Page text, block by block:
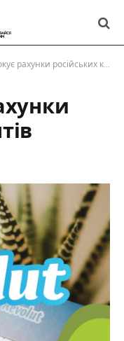
рахунки російських клієнтів